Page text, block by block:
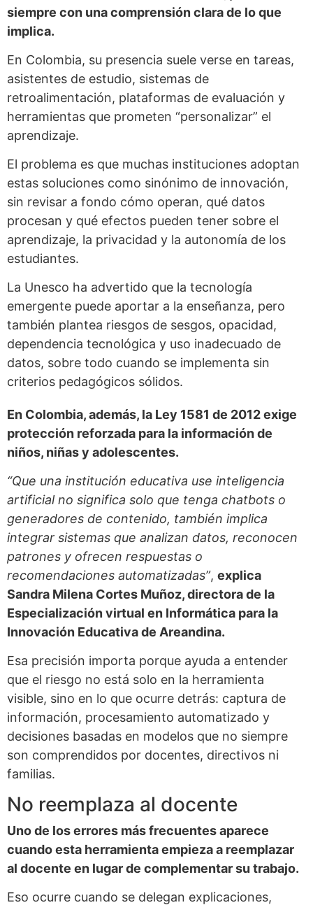
siempre con una comprensión clara de lo que
implica.
En Colombia, su presencia suele verse en tareas,
asistentes de estudio, sistemas de
retroalimentación, plataformas de evaluación y
herramientas que prometen “personalizar” el
aprendizaje.
El problema es que muchas instituciones adoptan
estas soluciones como sinónimo de innovación,
sin revisar a fondo cómo operan, qué datos
procesan y qué efectos pueden tener sobre el
aprendizaje, la privacidad y la autonomía de los
estudiantes.
La Unesco ha advertido que la tecnología
emergente puede aportar a la enseñanza, pero
también plantea riesgos de sesgos, opacidad,
dependencia tecnológica y uso inadecuado de
datos, sobre todo cuando se implementa sin
criterios pedagógicos sólidos.
En Colombia, además, la Ley 1581 de 2012 exige
protección reforzada para la información de
niños, niñas y adolescentes.
“Que una institución educativa use inteligencia
artificial no significa solo que tenga chatbots o
generadores de contenido, también implica
integrar sistemas que analizan datos, reconocen
patrones y ofrecen respuestas o
recomendaciones automatizadas”, explica
Sandra Milena Cortes Muñoz, directora de la
Especialización virtual en Informática para la
Innovación Educativa de Areandina.
Esa precisión importa porque ayuda a entender
que el riesgo no está solo en la herramienta
visible, sino en lo que ocurre detrás: captura de
información, procesamiento automatizado y
decisiones basadas en modelos que no siempre
son comprendidos por docentes, directivos ni
familias.
No reemplaza al docente
Uno de los errores más frecuentes aparece
cuando esta herramienta empieza a reemplazar
al docente en lugar de complementar su trabajo.
Eso ocurre cuando se delegan explicaciones,